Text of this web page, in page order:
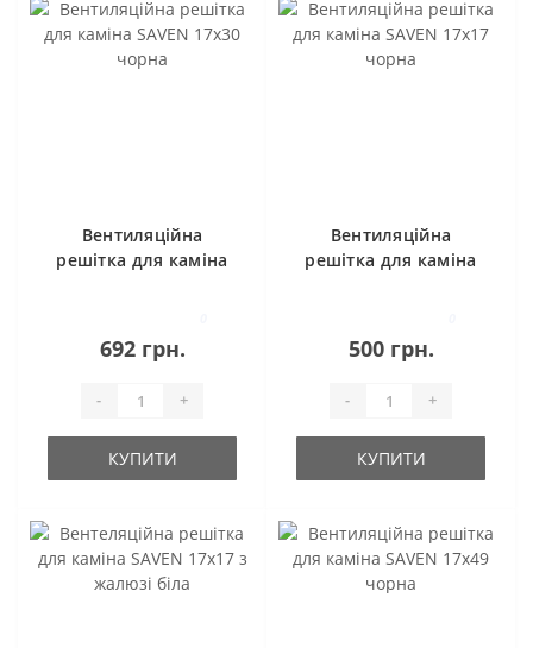
Вентиляційна
решітка для каміна
692 грн.
- +
КУПИТИ
Вентиляційна
решітка для каміна
500 грн.
- +
КУПИТИ